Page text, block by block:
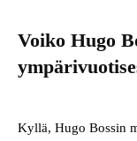
Voiko Hugo
Kyllä, Hugo Bossin